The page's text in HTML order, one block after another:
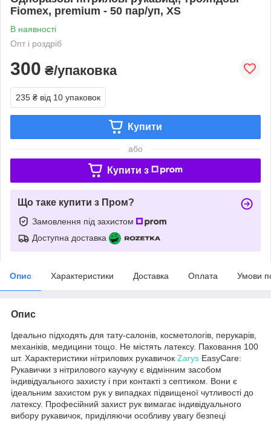
Fiomex, premium - 50 пар/уп, XS
В наявності
Опт і роздріб
300 ₴/упаковка
235 ₴ від 10 упаковок
Купити
або
Купити з
Що таке купити з Пром?
Замовлення під захистом
Доступна доставка
Опис Характеристики Доставка Оплата Умови
Опис
Ідеально підходять для тату-салонів, косметологів, перукарів,
механіків, медицини тощо. Не містять латексу. Паковання 100
шт. Характеристики нітрилових рукавичок Zarys EasyCare:
Рукавички з нітрилового каучуку є відмінним засобом
індивідуального захисту і при контакті з септиком. Вони є
ідеальним захистом рук у випадках підвищеної чутливості до
латексу. Професійний захист рук вимагає індивідуального
вибору рукавичок, приділяючи особливу увагу безпеці